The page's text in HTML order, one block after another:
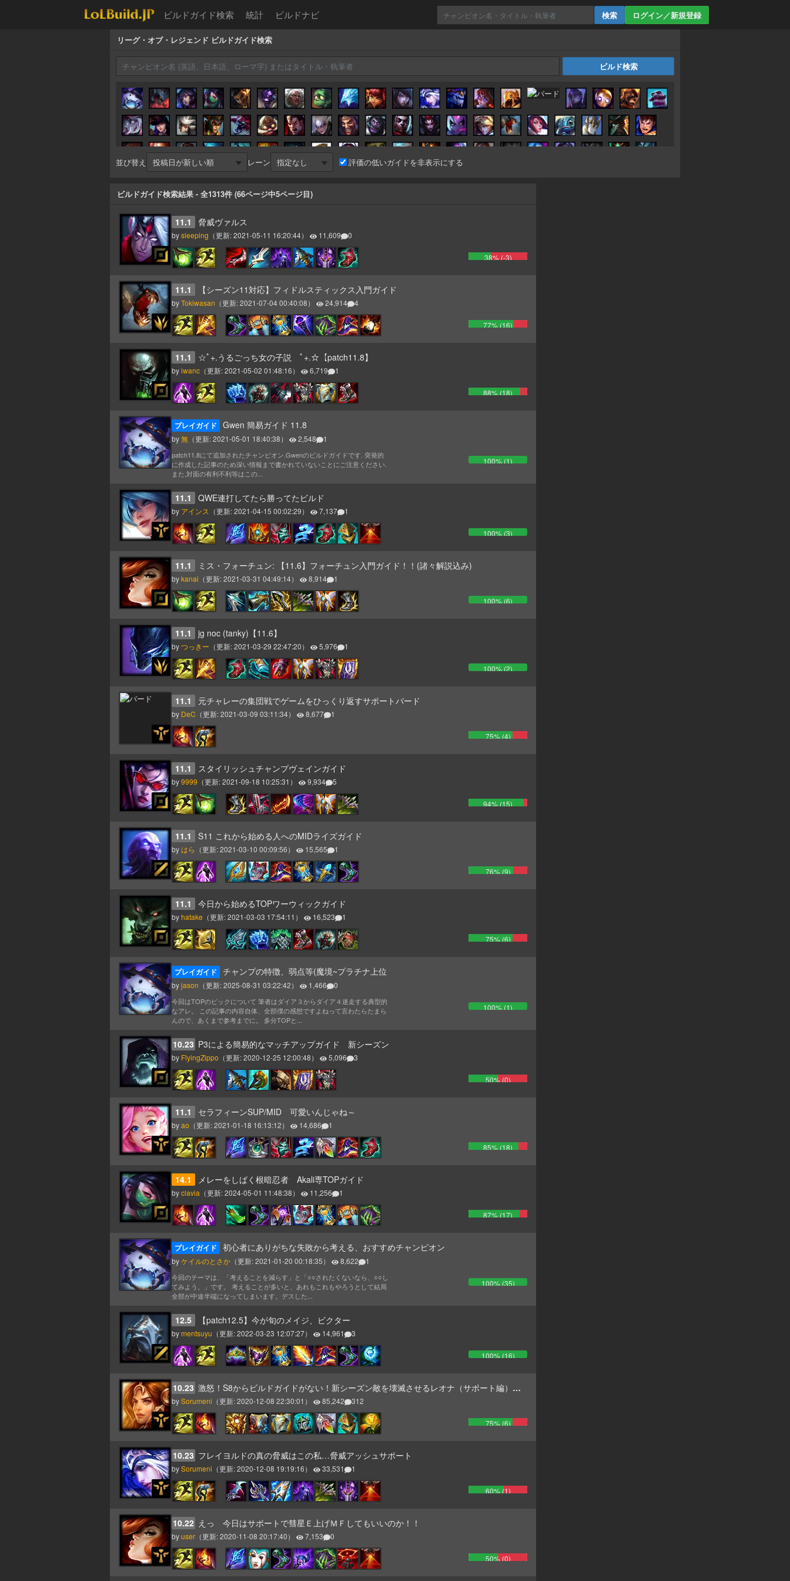
ビルドガイド検索 統計 ビルドナビ ログイン／新規登録
リーグ・オブ・レジェンド ビルドガイド検索
並び替え レーン 評価の低いガイドを非表示にする
ビルドガイド検索結果 - 全1313件 (66ページ中5ページ目)
11.1 脅威ヴァルス
bysleeping （更新:2021-05-11 16:20:44） 11,609 0
38% (-3)
11.1 【シーズン11対応】フィドルスティックス入門ガイド
byTokiwasan （更新:2021-07-04 00:40:08） 24,914 4
77% (16)
11.1 ☆ﾟ+.うるごっち女の子説 ﾟ+.☆【patch11.8】
byiwanc （更新:2021-05-02 01:48:16） 6,719 1
88% (18)
プレイガイド Gwen 簡易ガイド 11.8
by無 （更新:2021-05-01 18:40:38） 2,548 1
patch11.8にて追加されたチャンピオン.Gwenのビルドガイドです. 突発的
に作成した記事のため深い情報まで書かれていないことにご注意ください.
また,対面の有利不利等はこの...
100% (1)
11.1 QWE連打してたら勝ってたビルド
by アインス （更新:2021-04-15 00:02:29） 7,137 1
100% (3)
11.1 ミス・フォーチュン: 【11.6】フォーチュン入門ガイド！！(諸々解説込み)
bykanai （更新:2021-03-31 04:49:14） 8,914 1
100% (6)
11.1 jg noc (tanky)【11.6】
byつっきー （更新:2021-03-29 22:47:20） 5,976 1
100% (2)
11.1 元チャレーの集団戦でゲームをひっくり返すサポートバード
by DeC （更新:2021-03-09 03:11:34） 8,677 1
75% (4)
11.1 スタイリッシュチャンプヴェインガイド
by9999 （更新:2021-09-18 10:25:31 ） 9,934 5
94% (15)
11.1 S11 これから始める人へのMIDライズガイド
byはら （更新:2021-03-10 00:09:56） 15,565 1
76% (9)
11.1 今日から始めるTOPワーウィックガイド
byhatake （更新:2021-03-03 17:54:11 ） 16,523 1
75% (6)
プレイガイド チャンプの特徴、弱点等(魔境~プラチナ上位
byjason （更新:2025-08-31 03:22:42） 1,466 0
今回はTOPのピックについて 筆者はダイア３からダイア４迷走する典型的
なアレ。 この記事の内容自体、全部僕の感想ですよねって言わたらたまら
んので、あくまで参考までに。 多分TOPと...
100% (1)
10.23 P3による簡易的なマッチアップガイド 新シーズン
by FlyingZippo （更新:2020-12-25 12:00:48） 5,096 3
50% (0)
11.1 セラフィーンSUP/MID 可愛いんじゃね～
byao （更新:2021-01-18 16:13:12） 14,686 1
85% (18)
14.1 メレーをしばく根暗忍者 Akali専TOPガイド
byclavia （更新:2024-05-01 11:48:38） 11,256 1
87% (17)
プレイガイド 初心者にありがちな失敗から考える、おすすめチャンピオン
byケイルのとさか （更新:2021-01-20 00:18:35） 8,622 1
今回のテーマは、「考えることを減らす」と「○○されたくないなら、○○し
てみよう。」です。 考えることが多いと、あれもこれもやろうとして結局
全部が中途半端になってしまいます。デスした...
100% (35)
12.5 【patch12.5】今が旬のメイジ、ビクター
bymentsuyu （更新:2022-03-23 12:07:27） 14,961 3
100% (16)
10.23 激怒！S8からビルドガイドがない！新シーズン敵を壊滅させるレオナ（サポート編）鋭意製作中
bySorumeni （更新:2020-12-08 22:30:01 ） 85,242 312
75% (6)
10.23 フレイヨルドの真の脅威はこの私…脅威アッシュサポート
bySorumeni （更新:2020-12-08 19:19:16） 33,531 1
60% (1)
10.22 えっ 今日はサポートで彗星Ｅ上げＭＦしてもいいのか！！
byuser （更新:2020-11-08 20:17:40） 7,153 0
50% (0)